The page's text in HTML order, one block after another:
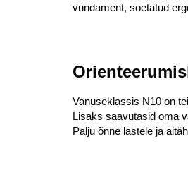
vundament, soetatud
Vanuseklassis N10 on
Lisaks saavutasid oma
Palju õnne lastele ja